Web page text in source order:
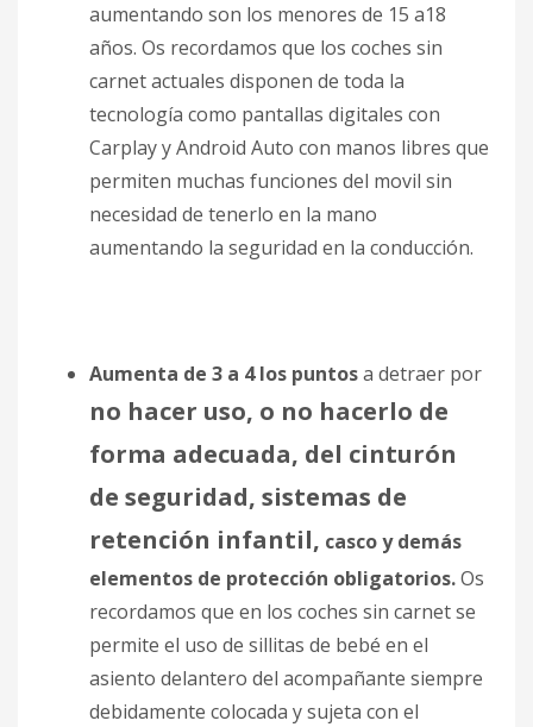
aumentando son los menores de 15 a18
años. Os recordamos que los coches sin
carnet actuales disponen de toda la
tecnología como pantallas digitales con
Carplay y Android Auto con manos libres que
permiten muchas funciones del movil sin
necesidad de tenerlo en la mano
aumentando la seguridad en la conducción.
Aumenta de 3 a 4 los puntosa detraer por
no hacer uso, o no hacerlo de
forma adecuada, del cinturón
de seguridad, sistemas de
retención infantil, casco y demás
elementos de protección obligatorios.Os
recordamos que en los coches sin carnet se
permite el uso de sillitas de bebé en el
asiento delantero del acompañante siempre
debidamente colocada y sujeta con el